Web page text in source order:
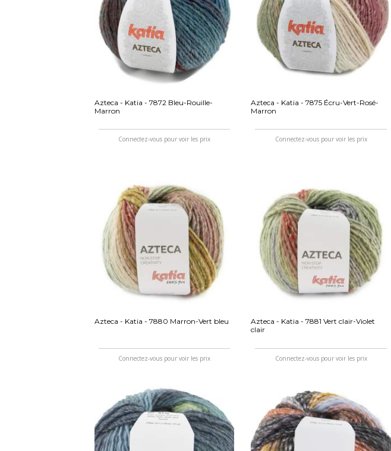
Azteca - Katia - 7872 Bleu-Rouille-
Marron
Connectez-vous pour voir les prix
Azteca - Katia - 7875 Écru-Vert-Rosé-
Marron
Connectez-vous pour voir les prix
Azteca - Katia - 7880 Marron-Vert bleu
Connectez-vous pour voir les prix
Azteca - Katia - 7881 Vert clair-Violet
clair
Connectez-vous pour voir les prix